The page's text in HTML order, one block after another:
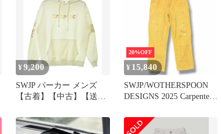
ト ライトアウター 【142-
260327-ks-02-fuzh】
SW-26SS-024
¥9,200
SWJP パーカー メンズ
【古着】【中古】【送料
20%OFF
¥ 15,840
SWJP/WOTHERSPOON
DESIGNS 2025 Carpenter
ペインターパンツ ウェザ
ースプーン デザイン SW-